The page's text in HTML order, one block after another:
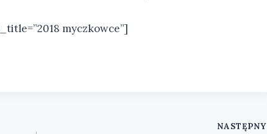
myczkowce”]
NASTĘPNY